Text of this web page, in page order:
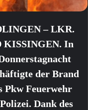
– LKR.
KISSINGEN. In
der Brand
Pkw Feuerwehr
Dank des